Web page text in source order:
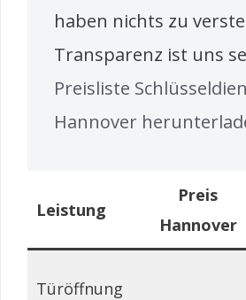
haben nichts zu
Transparenz ist uns
Preisliste
Hannover
Leistung
Preis
Hannover
Türöffnung